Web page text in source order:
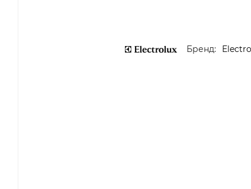
Бренд: